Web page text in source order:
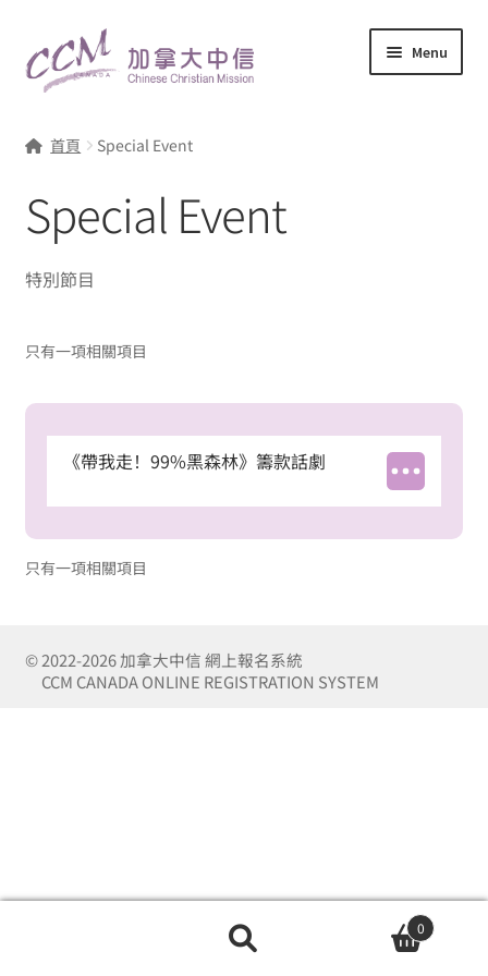
Menu
首頁 Special Event
Special Event
特別節目
只有一項相關項目
《帶我走！99%黑森林》籌款話劇
只有一項相關項目
0